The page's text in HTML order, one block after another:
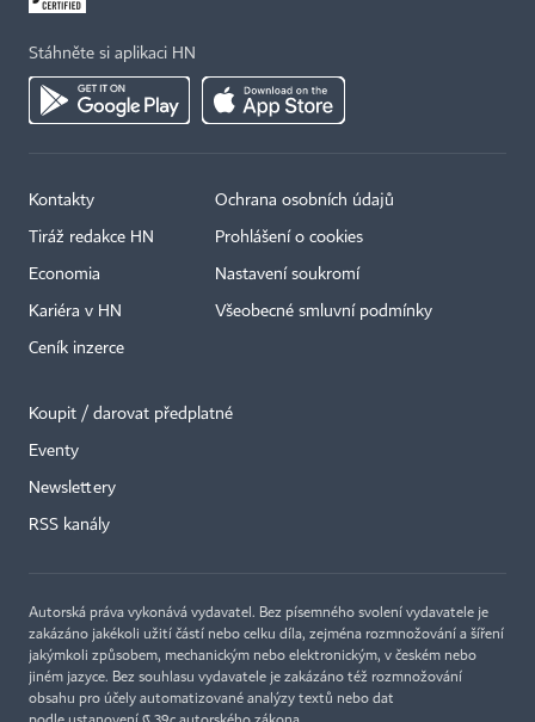
Stáhněte si aplikaci HN
Kontakty
Tiráž redakce HN
Economia
Kariéra v HN
Ceník inzerce
Ochrana osobních údajů
Prohlášení o cookies
Nastavení soukromí
Všeobecné smluvní podmínky
Koupit / darovat předplatné
Eventy
Newslettery
RSS kanály
Autorská práva vykonává vydavatel. Bez písemného svolení vydavatele je
zakázáno jakékoli užití částí nebo celku díla, zejména rozmnožování a šíření
jakýmkoli způsobem, mechanickým nebo elektronickým, v českém nebo
jiném jazyce. Bez souhlasu vydavatele je zakázáno též rozmnožování
obsahu pro účely automatizované analýzy textů nebo dat